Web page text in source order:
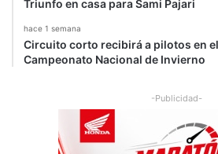
Triunfo en casa para Sami Pajari
hace 1 semana
Circuito corto recibirá a pilotos en
Campeonato Nacional de Invierno
-Publicidad-